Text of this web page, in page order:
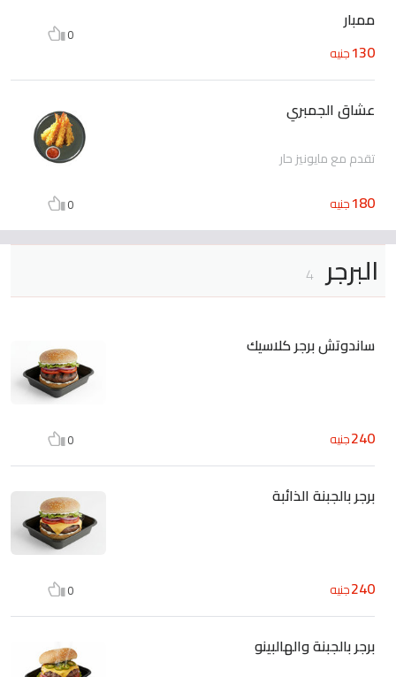
ممبار
130جنيه
0
عشاق الجمبري
تقدم مع مايونيز حار
180جنيه 0
البرجر 4
ساندوتش برجر كلاسيك
240جنيه 0
برجر بالجبنة الذائبة
240جنيه 0
برجر بالجبنة والهالبينو